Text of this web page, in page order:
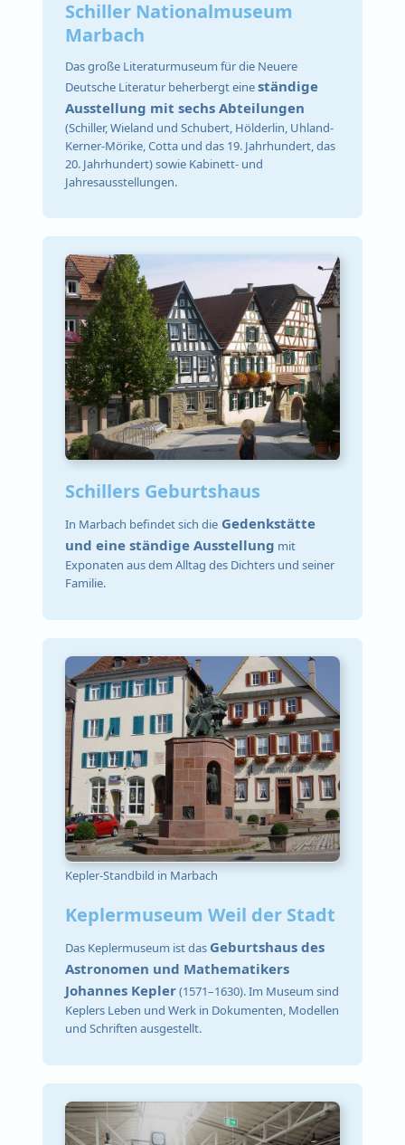
Schiller Nationalmuseum
Marbach
Das große Literaturmuseum für die Neuere
Deutsche Literatur beherbergt eineständige
Ausstellung mit sechs Abteilungen
(Schiller, Wieland und Schubert, Hölderlin, Uhland-
Kerner-Mörike, Cotta und das 19. Jahrhundert, das
20. Jahrhundert) sowie Kabinett- und
Jahresausstellungen.
Schillers Geburtshaus
In Marbach befindet sich die Gedenkstätte
und eine ständige Ausstellung mit
Exponaten aus dem Alltag des Dichters und seiner
Familie.
Kepler-Standbild in Marbach
Keplermuseum Weil der Stadt
Das Keplermuseum ist das Geburtshaus des
Astronomen und Mathematikers
Johannes Kepler(1571–1630). Im Museum sind
Keplers Leben und Werk in Dokumenten, Modellen
und Schriften ausgestellt.